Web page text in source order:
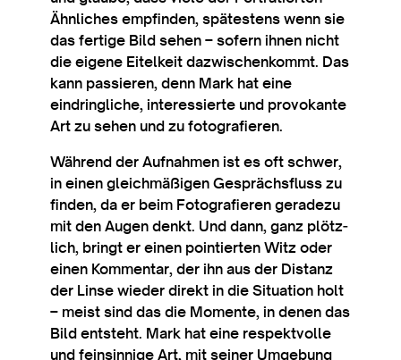
Ähn­liches empfind­en, spä­testens wenn sie
das fer­tige Bild sehen – sofern ihnen nicht
die eigene Eitelkeit dazwis­chen­kom­mt. Das
kann passier­en, denn Mark hat eine
eindring­liche, interessierte und pro­vokante
Art zu sehen und zu fotografieren.
Während der Auf­nah­men ist es oft schwer,
in ein­en gleich­mäßi­gen Gesprächs­fluss zu
find­en, da er beim Foto­grafier­en geradezu
mit den Augen den­kt. Und dann, ganz plötz­
lich, bringt er ein­en poin­tier­ten Witz oder
ein­en Kom­ment­ar, der ihn aus der Dis­tanz
der Linse wieder direkt in die Situ­ation holt
– meist sind das die Momente, in den­en das
Bild entsteht. Mark hat eine respek­t­volle
und fein­sin­nige Art, mit sein­er Umge­bung